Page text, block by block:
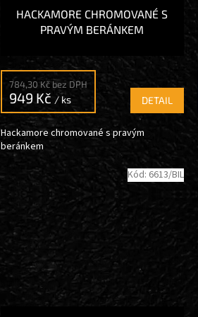
HACKAMORE CHROMOVANÉ S
PRAVÝM BERÁNKEM
784,30 Kč bez DPH
949 Kč / ks DETAIL
Hackamore chromované s pravým
beránkem
Kód: 6613/BIL